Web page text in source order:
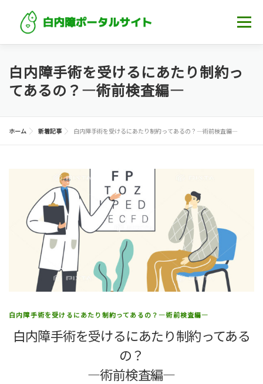
メニュー
ホーム 白内障について知る 記事一覧
白内障手術を受けるにあたり制約っ
てあるの？―術前検査編―
ホーム 新着記事 白内障手術を受けるにあたり制約ってあるの？―術前検査編―
白内障手術を受けるにあたり制約ってあるの？―術前検査編―
白内障手術を受けるにあたり制約ってある
の？
―術前検査編―